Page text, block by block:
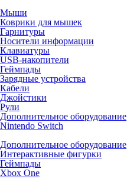
Мыши
Коврики для мышек
Гарнитуры
Носители информации
Клавиатуры
USB-накопители
Геймпады
Зарядные устройства
Кабели
Джойстики
Рули
Дополнительное оборудование
Nintendo Switch
Дополнительное оборудование
Интерактивные фигурки
Геймпады
Xbox One